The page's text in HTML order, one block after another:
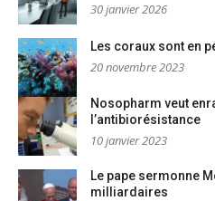
30 janvier 2026
Les coraux sont en
20 novembre 2023
Nosopharm veut
l’antibiorésistance
10 janvier 2023
Le pape sermonne
milliardaires